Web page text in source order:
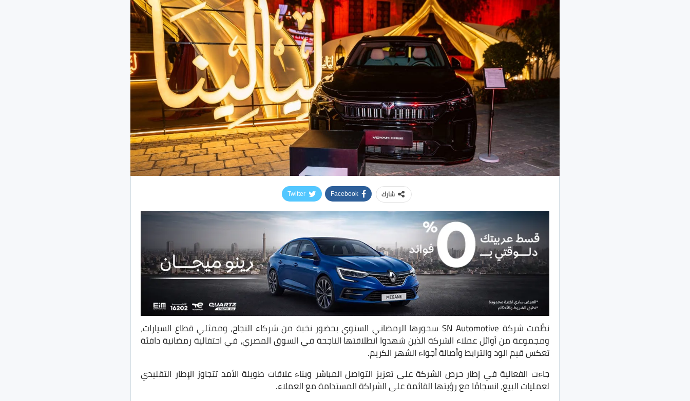
شارك Facebook
Twitter
نظّمت شركة SN Automotive سحورها الرمضاني السنوي بحضور نخبة من شركاء النجاح، وممثلي قطاع السيارات،
ومجموعة من أوائل عملاء الشركة الذين شهدوا انطلاقتها الناجحة في السوق المصري، في احتفالية رمضانية دافئة
تعكس قيم الود والترابط وأصالة أجواء الشهر الكريم.
جاءت الفعالية في إطار حرص الشركة على تعزيز التواصل المباشر وبناء علاقات طويلة الأمد تتجاوز الإطار التقليدي
لعمليات البيع، انسجامًا مع رؤيتها القائمة على الشراكة المستدامة مع العملاء.